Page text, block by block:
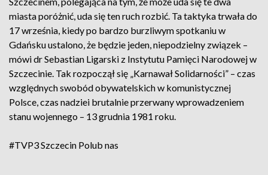
miasta poróżnić, uda się ten ruch rozbić. Ta taktyka trwała do
17 września, kiedy po bardzo burzliwym spotkaniu w
Gdańsku ustalono, że będzie jeden, niepodzielny związek –
mówi dr Sebastian Ligarski z Instytutu Pamięci Narodowej w
Szczecinie. Tak rozpoczął się „Karnawał Solidarności” – czas
względnych swobód obywatelskich w komunistycznej
Polsce, czas nadziei brutalnie przerwany wprowadzeniem
stanu wojennego – 13 grudnia 1981 roku.
#TVP3 Szczecin Polub nas